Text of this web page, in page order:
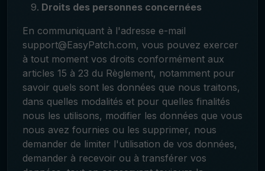
Droits des personnes concernées
En communiquant à l'adresse e-mail
support@EasyPatch.com, vous pouvez exercer
à tout moment vos droits conformément aux
articles 15 à 23 du Règlement, notamment pour
savoir quels sont les données que nous traitons,
dans quelles modalités et pour quelles finalités
nous les utilisons, modifier les données que vous
nous avez fournies ou les supprimer, nous
demander de limiter l'utilisation de vos données,
demander à recevoir ou à transférer vos